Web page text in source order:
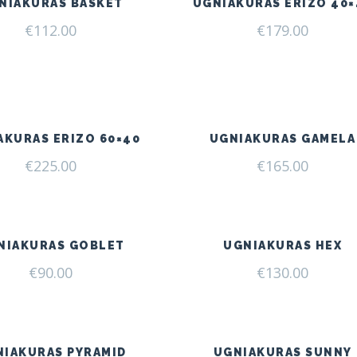
BASKET
€112.00
UGNIAKURAS ERIZO
€179.00
ERIZO 60×40
€225.00
UGNIAKURAS GAMELA
€165.00
GOBLET
€90.00
UGNIAKURAS HEX
€130.00
PYRAMID UGNIAKURAS SUNNY